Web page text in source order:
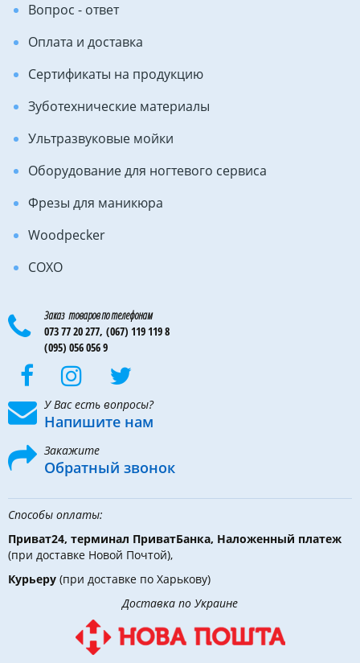
Вопрос - ответ
Оплата и доставка
Сертификаты на продукцию
Зуботехнические материалы
Ультразвуковые мойки
Оборудование для ногтевого сервиса
Фрезы для маникюра
Woodpecker
COXO
Заказ товаров по телефонам
073 77 20 277, (067) 119 119 8
(095) 056 056 9
У Вас есть вопросы?
Напишите нам
Закажите
Обратный звонок
Способы оплаты:
Приват24, терминал ПриватБанка, Наложенный платеж
(при доставке Новой Почтой),
Курьеру (при доставке по Харькову)
Доставка по Украине